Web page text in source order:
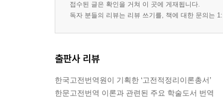
접수된 글은 확인을 거쳐 이 곳에 게재됩니다.
독자 분들의 리뷰는 리뷰 쓰기를, 책에 대한 문의는
출판사 리뷰
한국고전번역원이 기획한 ‘고전적정리이론총서’
한문고전번역 이론과 관련된 주요 학술도서 번역